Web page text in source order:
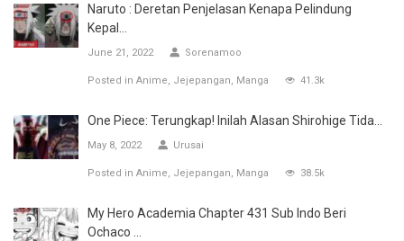
Naruto : Deretan Penjelasan Kenapa Pelindung
Kepal...
June 21, 2022 Sorenamoo
Posted in Anime Jejepangan Manga 41.3k
One Piece: Terungkap! Inilah Alasan Shirohige Tida...
May 8, 2022 Urusai
Posted in Anime Jejepangan Manga 38.5k
My Hero Academia Chapter 431 Sub Indo Beri
Ochaco ...